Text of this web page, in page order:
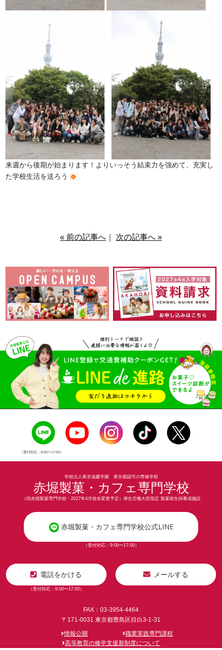
来週から後期が始まります！よりいっそう結束力を強めて、充実し
た学校生活を送ろう
« 前の記事へ 次の記事へ »
（受付対応：9:00〜17:00）
学校法人東京滋慶学園 東京都認可の専修学校
赤堀製菓・カフェ専門学校
（現赤堀製菓専門学校・2027年4月校名変更予定）厚生労働大臣指定 製菓衛生師養成施設
赤堀製菓・カフェ専門学校公式LINE
（受付対応：9:00〜17:00）
電話をかける
（受付対応：9:00〜17:00）
メールする
FAX：03-3954-4464
〒171-0031 東京都豊島区目白3-1-31
情報公開
職業実践専門課程
高等教育の修学支援新制度について